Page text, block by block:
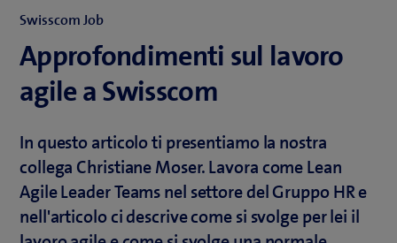
Swisscom Job
Approfondimenti sul lavoro
agile a Swisscom
In questo articolo ti presentiamo la nostra
collega Christiane Moser. Lavora come Lean
Agile Leader Teams nel settore del Gruppo HR e
nell'articolo ci descrive come si svolge per lei il